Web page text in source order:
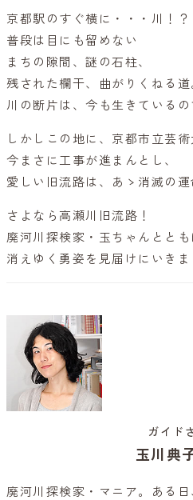
京都駅のすぐ横に・・・川！？
普段は目にも留めない
まちの隙間、謎の石柱、
残された欄干、曲がりくねる道
川の断片は、今も生きているの
しかしこの地に、京都市立芸術
今まさに工事が進まんとし、
愛しい旧流路は、あゝ消滅の運
さよなら高瀬川旧流路！
廃河川探検家・玉ちゃんととも
消えゆく勇姿を見届けにいきま
ガイド
玉川典
廃河川探検家・マニア。ある